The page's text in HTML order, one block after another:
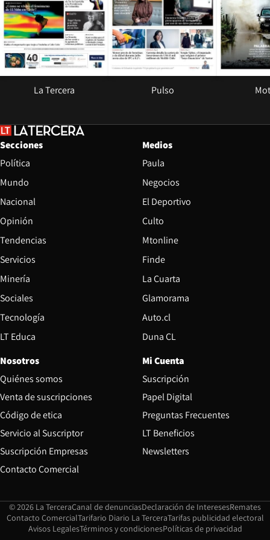
La Tercera Pulso
Secciones
Política
Mundo
Nacional
Opinión
Tendencias
Servicios
Minería
Sociales
Tecnología
LT Educa
Medios
Paula
Negocios
El Deportivo
Culto
Mtonline
Finde
La Cuarta
Glamorama
Auto.cl
Duna CL
Nosotros
Quiénes somos
Venta de suscripciones
Código de etica Opens in new window
Servicio al Suscriptor
Suscripción Empresas
Contacto Comercial
Mi Cuenta
Suscripción
Papel Digital
Preguntas Frecuentes
LT Beneficios
Newsletters
© 2026 La TerceraCanal de denunciasOpens in new window
Declaración de InteresesOpens in
Remates
Contacto ComercialOpens in new window
Tarifario Diario La TerceraOpens in new window
Tarifas publicidad electoral
Avisos LegalesOpens in new window
Términos y condicionesPolíticas de privacidad